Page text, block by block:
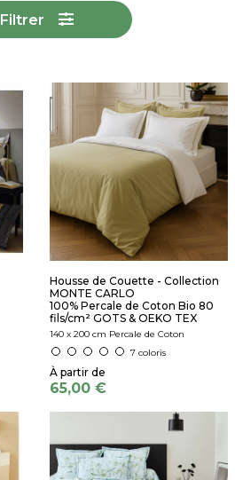
Filtrer
Housse de Couette - Collection
MONTE CARLO
100% Percale de Coton Bio 80
fils/cm² GOTS & OEKO TEX
140 x 200 cm Percale de Coton
7 coloris
65,00 €